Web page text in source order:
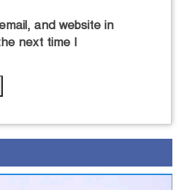
and website in
next time I